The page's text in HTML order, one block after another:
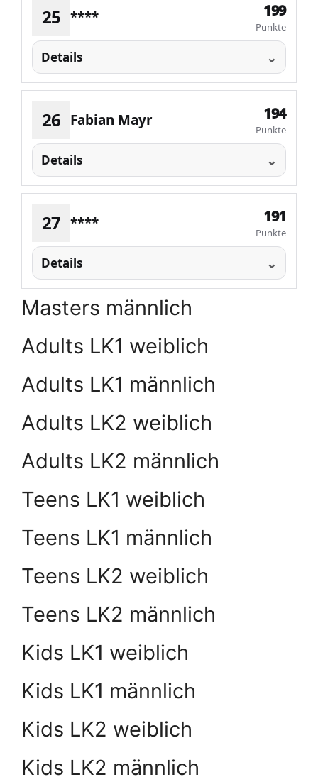
25 **** 199
Punkte
Details
26 Fabian Mayr 194
Punkte
Details
27 **** 191
Punkte
Details
Masters männlich
Adults LK1 weiblich
Adults LK1 männlich
Adults LK2 weiblich
Adults LK2 männlich
Teens LK1 weiblich
Teens LK1 männlich
Teens LK2 weiblich
Teens LK2 männlich
Kids LK1 weiblich
Kids LK1 männlich
Kids LK2 weiblich
Kids LK2 männlich